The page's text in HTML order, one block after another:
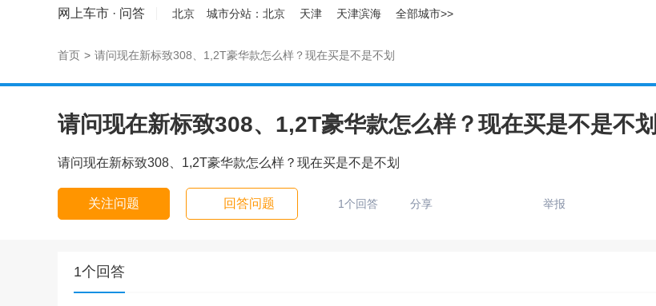
网上车市 · 问答 北京 城市分站： 北京 天津 天津滨海 全部城市>>
首页 > 请问现在新标致308、1,2T豪华款怎么样？现在买是不是不划
请问现在新标致308、1,2T豪华款怎么样？现在买是不是不划
请问现在新标致308、1,2T豪华款怎么样？现在买是不是不划
关注问题 回答问题 1个回答 分享 举报
1个回答